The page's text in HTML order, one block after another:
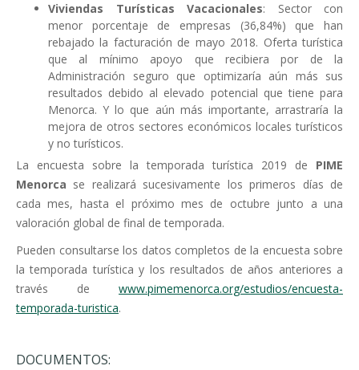
Viviendas Turísticas Vacacionales: Sector con
menor porcentaje de empresas (36,84%) que han
rebajado la facturación de mayo 2018. Oferta turística
que al mínimo apoyo que recibiera por de la
Administración seguro que optimizaría aún más sus
resultados debido al elevado potencial que tiene para
Menorca. Y lo que aún más importante, arrastraría la
mejora de otros sectores económicos locales turísticos
y no turísticos.
La encuesta sobre la temporada turística 2019 de PIME
Menorca se realizará sucesivamente los primeros días de
cada mes, hasta el próximo mes de octubre junto a una
valoración global de final de temporada.
Pueden consultarse los datos completos de la encuesta sobre
la temporada turística y los resultados de años anteriores a
través de www.pimemenorca.org/estudios/encuesta-
temporada-turistica.
DOCUMENTOS: